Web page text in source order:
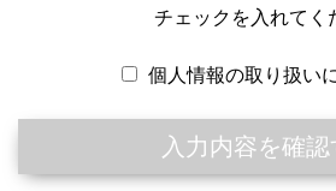
チェックを入れてく
個人情報の取り扱い